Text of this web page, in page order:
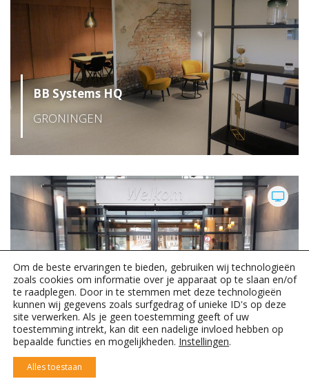
BB Systems HQ
GRONINGEN
Rabobank
SNEEK
Om de beste ervaringen te bieden, gebruiken wij technologieën
zoals cookies om informatie over je apparaat op te slaan en/of
te raadplegen. Door in te stemmen met deze technologieën
kunnen wij gegevens zoals surfgedrag of unieke ID's op deze
site verwerken. Als je geen toestemming geeft of uw
toestemming intrekt, kan dit een nadelige invloed hebben op
bepaalde functies en mogelijkheden. Instellingen.
Alles toestaan